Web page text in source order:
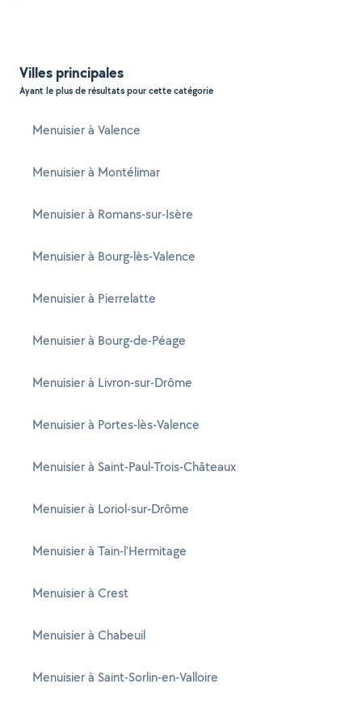
Villes principales
Ayant le plus de résultats pour cette catégorie
Menuisier à Valence
Menuisier à Montélimar
Menuisier à Romans-sur-Isère
Menuisier à Bourg-lès-Valence
Menuisier à Pierrelatte
Menuisier à Bourg-de-Péage
Menuisier à Livron-sur-Drôme
Menuisier à Portes-lès-Valence
Menuisier à Saint-Paul-Trois-Châteaux
Menuisier à Loriol-sur-Drôme
Menuisier à Tain-l'Hermitage
Menuisier à Crest
Menuisier à Chabeuil
Menuisier à Saint-Sorlin-en-Valloire